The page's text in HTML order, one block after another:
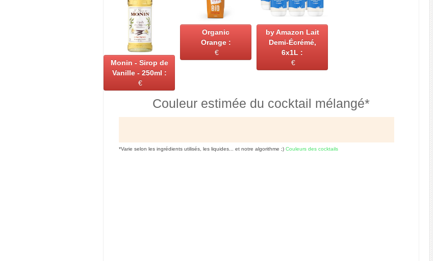
Monin - Sirop de
Vanille - 250ml :
€
Organic
Orange :
€
by Amazon Lait
Demi-Écrémé,
6x1L :
€
Couleur estimée du cocktail mélangé*
*Varie selon les ingrédients utilisés, les liquides... et notre algorithme ;) Couleurs des cocktails